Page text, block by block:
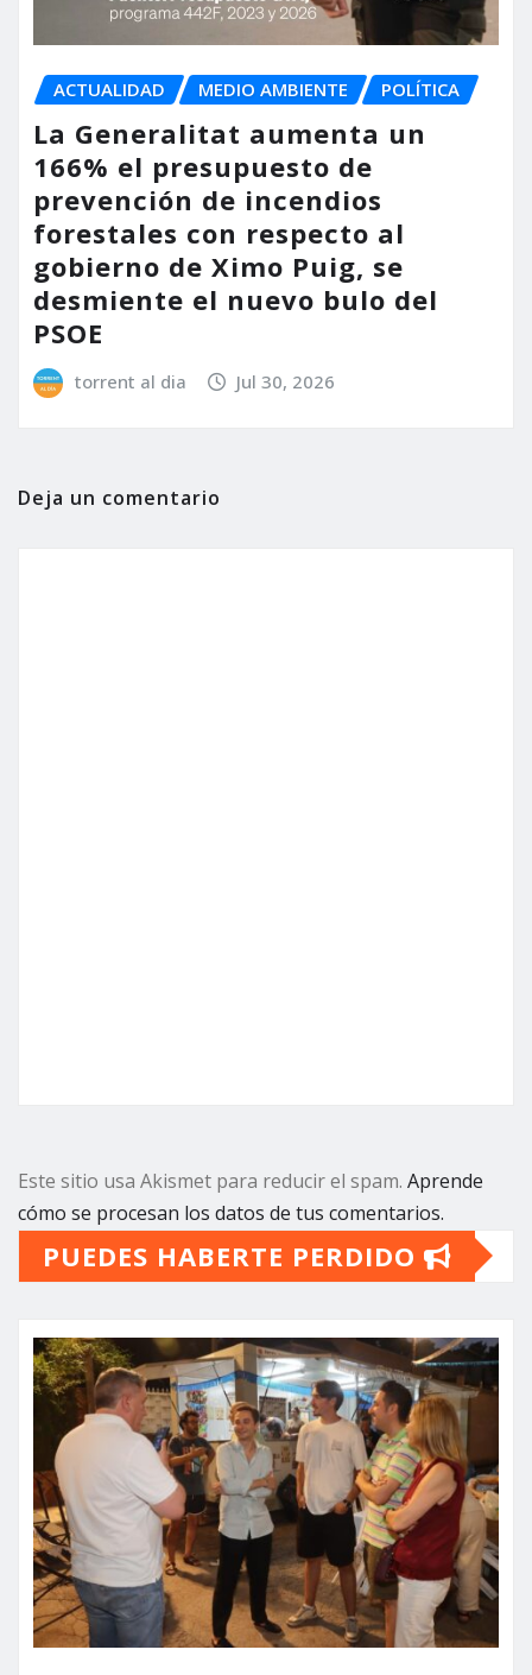
ACTUALIDAD MEDIO AMBIENTE POLÍTICA
La Generalitat aumenta un
166% el presupuesto de
prevención de incendios
forestales con respecto al
gobierno de Ximo Puig, se
desmiente el nuevo bulo del
PSOE
torrent al dia Jul 30, 2026
Deja un comentario
Este sitio usa Akismet para reducir el spam. Aprende
cómo se procesan los datos de tus comentarios.
PUEDES HABERTE PERDIDO